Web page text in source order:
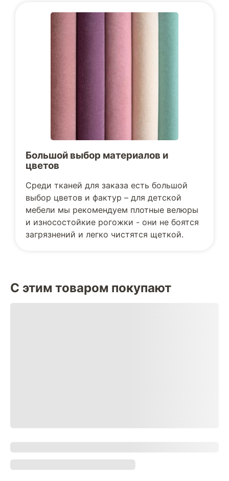
Большой выбор материалов и
цветов
Среди тканей для заказа есть большой
выбор цветов и фактур – для детской
мебели мы рекомендуем плотные велюры
и износостойкие рогожки - они не боятся
загрязнений и легко чистятся щеткой.
С этим товаром покупают